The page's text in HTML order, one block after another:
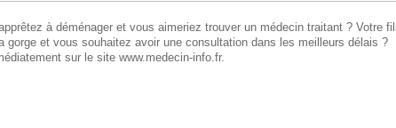
à déménager et vous aimeriez trouver un médecin traitant ? Votre
gorge et vous souhaitez avoir une consultation dans les meilleurs délais ?
sur le site www.medecin-info.fr.